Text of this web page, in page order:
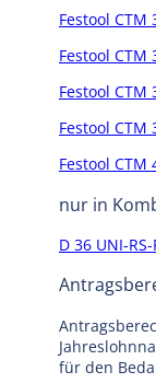
Festool CTM
Festool CTM
Festool CTM
Festool CTM
Festool CTM
nur in
D 36 UNI-
für den